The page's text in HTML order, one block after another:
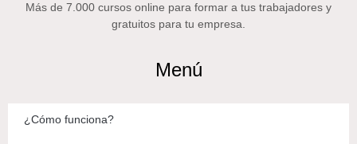
Más de 7.000 cursos online para formar a tus trabajadores y
gratuitos para tu empresa.
Menú
¿Cómo funciona?